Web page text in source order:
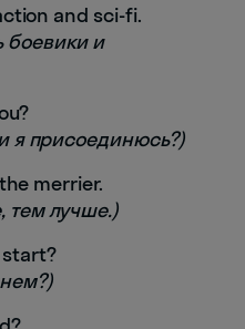
and sci-fi.
боевики и
я присоединюсь?)
merrier.
тем лучше.)
start?